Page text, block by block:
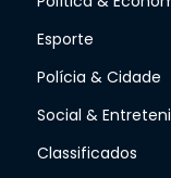
Esporte
Polícia & Cidade
Social &
Classificados